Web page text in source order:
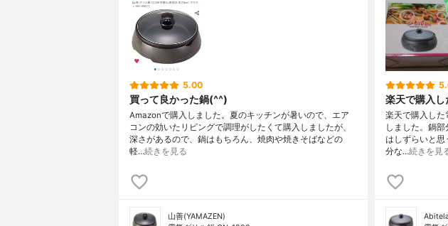
5.00
買って良かった鍋(^^)
Amazonで購入しました。夏のキッチンが暑いので、エア
コンの効いたリビングで調理がしたくて購入しましたが、
深さがあるので、鍋はもちろん、焼肉や焼きそばなどの
軽…続きを見る
山善(YAMAZEN)
楽天で購入し
楽天で購入した
しました。鍋
はしずらいと思
分な…続きを見